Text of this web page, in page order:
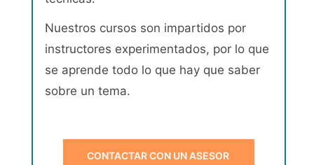
Nuestros cursos son impartidos por
instructores experimentados, por lo que
se aprende todo lo que hay que saber
sobre un tema.
CONTACTAR CON UN ASESOR